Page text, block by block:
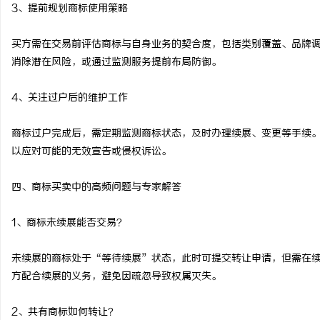
3、提前规划商标使用策略
买方需在交易前评估商标与自身业务的契合度，包括类别覆盖、品
消除潜在风险，或通过监测服务提前布局防御。
4、关注过户后的维护工作
商标过户完成后，需定期监测商标状态，及时办理续展、变更等手
以应对可能的无效宣告或侵权诉讼。
四、商标买卖中的高频问题与专家解答
1、商标未续展能否交易？
未续展的商标处于“等待续展”状态，此时可提交转让申请，但需在
方配合续展的义务，避免因疏忽导致权属灭失。
2、共有商标如何转让？